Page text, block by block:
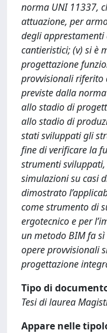
norma UNI 11337,
attuazione, per
degli
cantieristici; (v) si è
progettazione
provvisionali riferito
previste dalla
allo stadio di
allo stadio di
stati sviluppati gli
fine di verificare la
strumenti
simulazioni su casi
dimostrato
come strumento di
ergotecnico e per
un metodo BIM fa
opere provvisionali
progettazione
Tipo di
Tesi di laurea
Appare nelle